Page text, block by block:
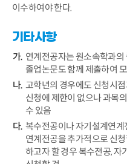
이수하여야 한다.
기타사항
연계전공자는 원소속학과
졸업논문도 함께 제출하여
고학년의 경우에도 신청시
신청에 제한이 없으나 과목
수 있음
복수전공이나 자기설계연
연계전공을 추가적으로 신
하고자 할 경우 복수전공, 자